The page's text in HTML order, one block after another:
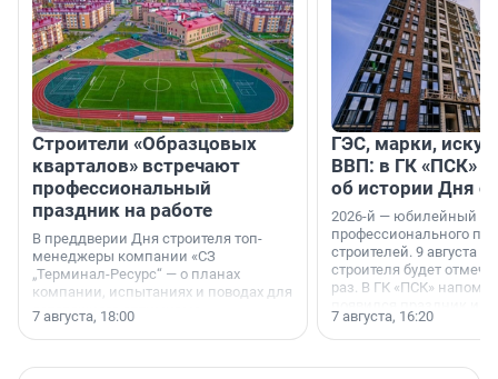
Строители «Образцовых
кварталов» встречают
профессиональный
праздник на работе
В преддверии Дня строителя топ-
менеджеры компании «СЗ
„Терминал-Ресурс“ — о планах
компании, испытаниях и поводах для
осторожного оптимизма.
7 августа, 18:00
ГЭС, марки,
ВВП: в ГК «ПСК»
об истории Дня
2026-й — юбилейный
профессионального
строителей. 9 августа
строителя будет
раз. В ГК «ПСК»
поменялась роль
7 августа, 16:20